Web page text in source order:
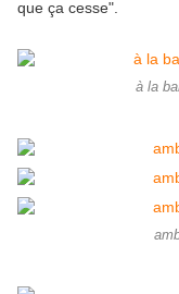
que ça cesse".
à la